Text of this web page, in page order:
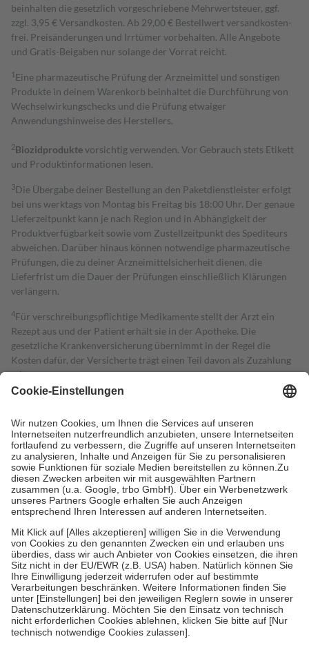
beinhalten die gesetzlich vorgeschriebene Mehrwertsteuer, ggf.
zzgl. 3,95 € Versandkosten. Ab 29,00 € Bestell­wert versand­kosten­
frei. Preisänderungen und Irrtümer vorbehalten. Alle Angebote
und Gratis-Beigaben nur solange der Vorrat reicht.
1 Eine pharmazeutische Prüfung der Arzneimittel und sonstigen
Produkte in deinem Warenkorb beinhaltet die Durchführung von
Wechselwirkungschecks und die Prüfung etwaiger
Anwendungshinweise des Herstellers.
2Biozidproduktevorsichtig verwenden. Vor Gebrauch stets Etikett
und Produktinformationen lesen.
3Die Übergabe deiner Bestellung an den Paketdienstleister erfolgt
bei uns werktags von Montag bis Freitag bis 18:00 Uhr. Der genaue
Lieferzeitpunkt kann je nach Region und in Abhängigkeit der
Produktverfügbarkeit sowie vom Zustellzeitpunkt des Spediteurs
abweichen. Darüber hinaus können notwendige pharmazeutische
Prüfungen, die zu deiner Arzneimittelsicherheit dienen, die
Lieferfrist um die Dauer der Prüfungen einschließlich Klärungen
verlängern.
4Für verschreibungspflichtige Medikamente stellt der Arzt ein
Rezept aus und der Patient erhält sie in der Apotheke. Die
gesetzliche Krankenversicherung übernimmt in der Regel die
Kosten dafür, der Versicherte trägt einen Teil davon als Zuzahlung
mit.
Grundsätzlich leisten Mitglieder Zuzahlungen in Höhe von zehn
höchstens zehn Euro.
Es sind jedoch nie mehr als die tatsächlichen
Kosten der Leistung zu entrichten.
Diese Regeln gelten grundsätzlich auch für Online-Apotheken.
Bei Heilmitteln und häuslicher Krankenpflege beträgt die
Zuzahlung zehn Prozent der Kosten sowie zehn Euro je
Verordnung.
Um das Engagement der Versicherten für ihre eigene Gesundheit zu
stärken und die besondere Stellung der Familie zu unterstützen,
fallenkeine Zuzahlungenan bei:
• Kindern und Jugendlichen bis zum vollendeten 18. Lebensjahr
mit Ausnahme der Fahrkosten
• Untersuchungen zur Vorsorge und Früherkennung, die von der
GKV getragen werden
• empfohlenen Schutzimpfungen
• Harn- und Blutteststreifen